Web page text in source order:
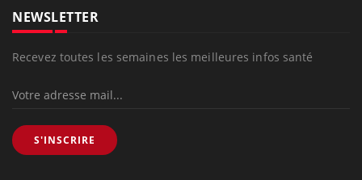
NEWSLETTER
Recevez toutes les semaines les meilleures infos santé
S'INSCRIRE